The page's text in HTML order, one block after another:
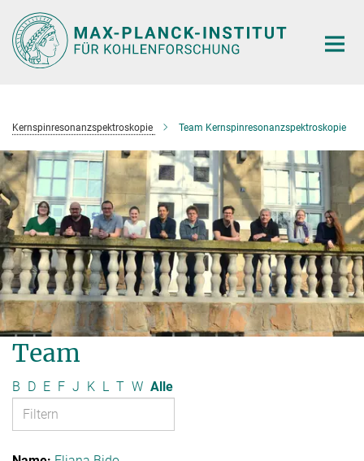
Hauptinhalt
Kernspinresonanzspektroskopie Team Kernspinresonanzspektroskopie
Team
B D E F J K L T W Alle